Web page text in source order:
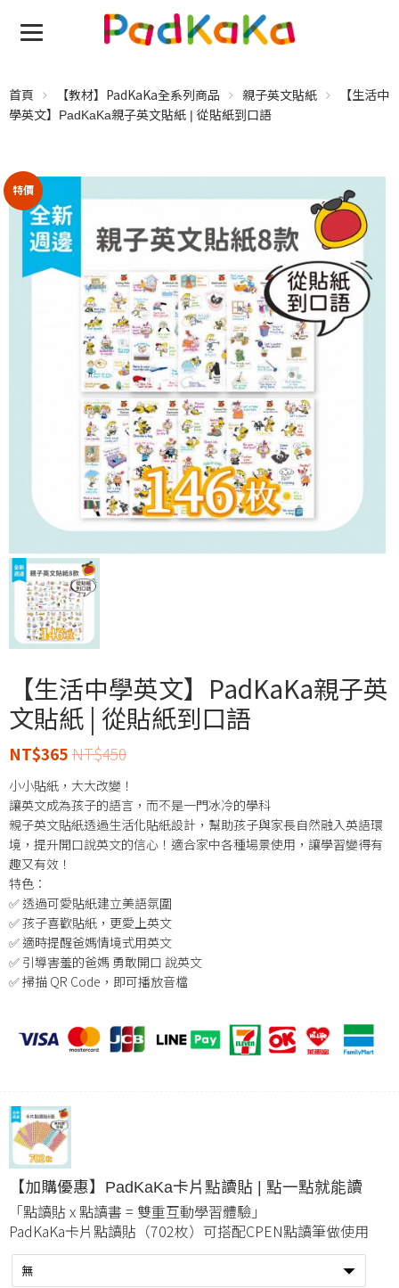
首頁 【教材】PadKaKa全系列商品 親子英文貼紙
【生活中
學英文】PadKaKa親子英文貼紙 | 從貼紙到口語
特價
【生活中學英文】PadKaKa親子英
文貼紙 | 從貼紙到口語
NT$450
NT$365
小小貼紙，大大改變！
讓英文成為孩子的語言，而不是一門冰冷的學科
親子英文貼紙透過生活化貼紙設計，幫助孩子與家長自然融入英語環
境，提升開口說英文的信心！適合家中各種場景使用，讓學習變得有
趣又有效！
特色：
✅ 透過可愛貼紙建立美語氛圍
✅ 孩子喜歡貼紙，更愛上英文
✅ 適時提醒爸媽情境式用英文
✅ 引導害羞的爸媽 勇敢開口 說英文
✅ 掃描 QR Code，即可播放音檔
【加購優惠】PadKaKa卡片點讀貼 | 點一點就能讀
「點讀貼 x 點讀書 = 雙重互動學習體驗」
PadKaKa卡片點讀貼（702枚）可搭配CPEN點讀筆做使用